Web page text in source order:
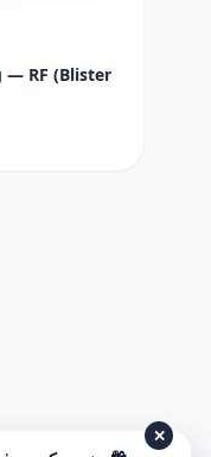
— RF (Blister
✕